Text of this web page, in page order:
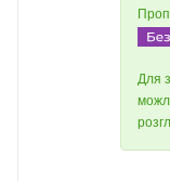
Для